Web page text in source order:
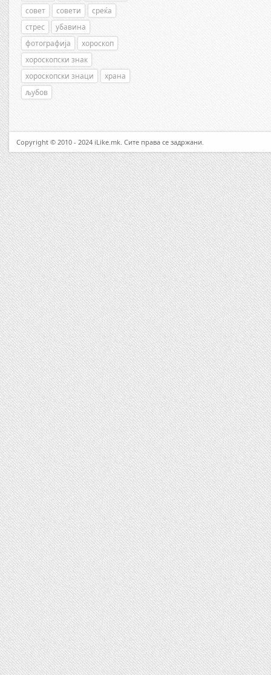
совет
совети
среќа
стрес
убавина
фотографија
хороскоп
хороскопски знак
хороскопски знаци
храна
љубов
Copyright © 2010 - 2024 iLike.mk. Сите права се задржани.